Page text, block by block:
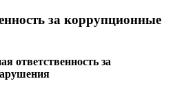
за коррупционные
ответственность за